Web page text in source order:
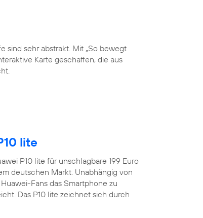
sind sehr abstrakt. Mit „So bewegt
Karte geschaffen, die aus
lite
P10 lite für unschlagbare 199 Euro
deutschen Markt. Unabhängig von
Fans das Smartphone zu
Das P10 lite zeichnet sich durch